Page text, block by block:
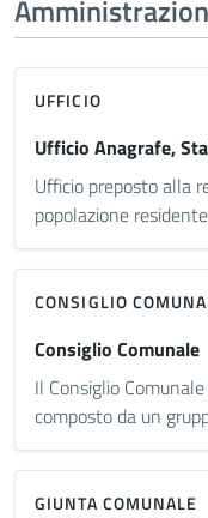
UFFICIO
Ufficio Anagrafe,
Ufficio preposto alla
popolazione
CONSIGLIO
Consiglio Comunale
Il Consiglio
composto da un
GIUNTA COMUNALE